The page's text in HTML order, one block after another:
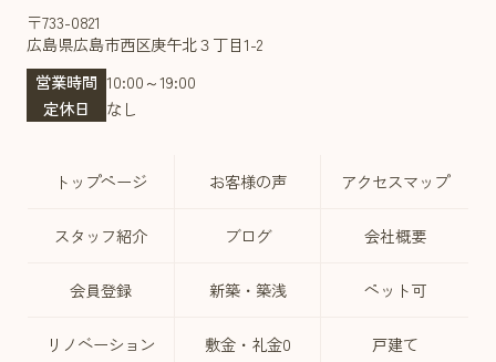
〒733-0821
広島県広島市西区庚午北３丁目1-2
営業時間 10:00～19:00
定休日
なし
トップページ お客様の声 アクセスマップ
スタッフ紹介 ブログ 会社概要
会員登録 新築・築浅 ペット可
リノベーション 敷金・礼金0 戸建て